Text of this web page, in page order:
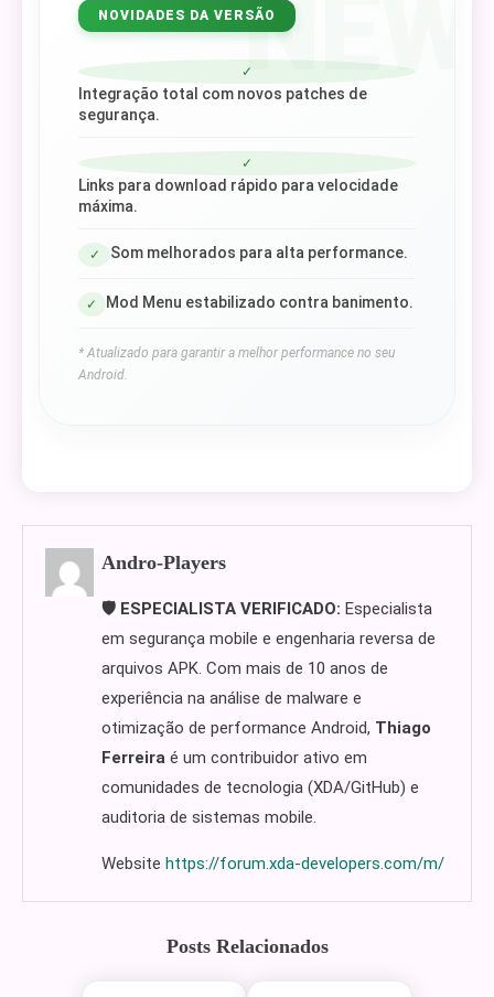
NEW
NOVIDADES DA VERSÃO
✓
Integração total com novos patches de
segurança.
✓
Links para download rápido para velocidade
máxima.
✓ Som melhorados para alta performance.
✓ Mod Menu estabilizado contra banimento.
* Atualizado para garantir a melhor performance no seu
Android.
Andro-Players
🛡️ ESPECIALISTA VERIFICADO: Especialista
em segurança mobile e engenharia reversa de
arquivos APK. Com mais de 10 anos de
experiência na análise de malware e
otimização de performance Android, Thiago
Ferreira é um contribuidor ativo em
comunidades de tecnologia (XDA/GitHub) e
auditoria de sistemas mobile.
Website https://forum.xda-developers.com/m/
Posts Relacionados